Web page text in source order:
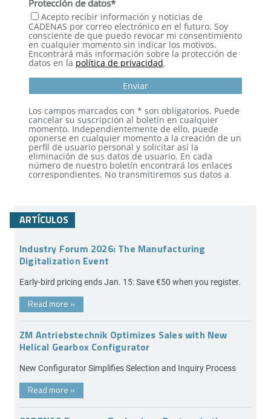
ARTÍCULOS
Industry Forum 2026: The Manufacturing
Digitalization Event
Early-bird pricing ends Jan. 15: Save €50 when you register.
Read more »
ZM Antriebstechnik Optimizes Sales with New
Helical Gearbox Configurator
New Configurator Simplifies Selection and Inquiry Process
Read more »